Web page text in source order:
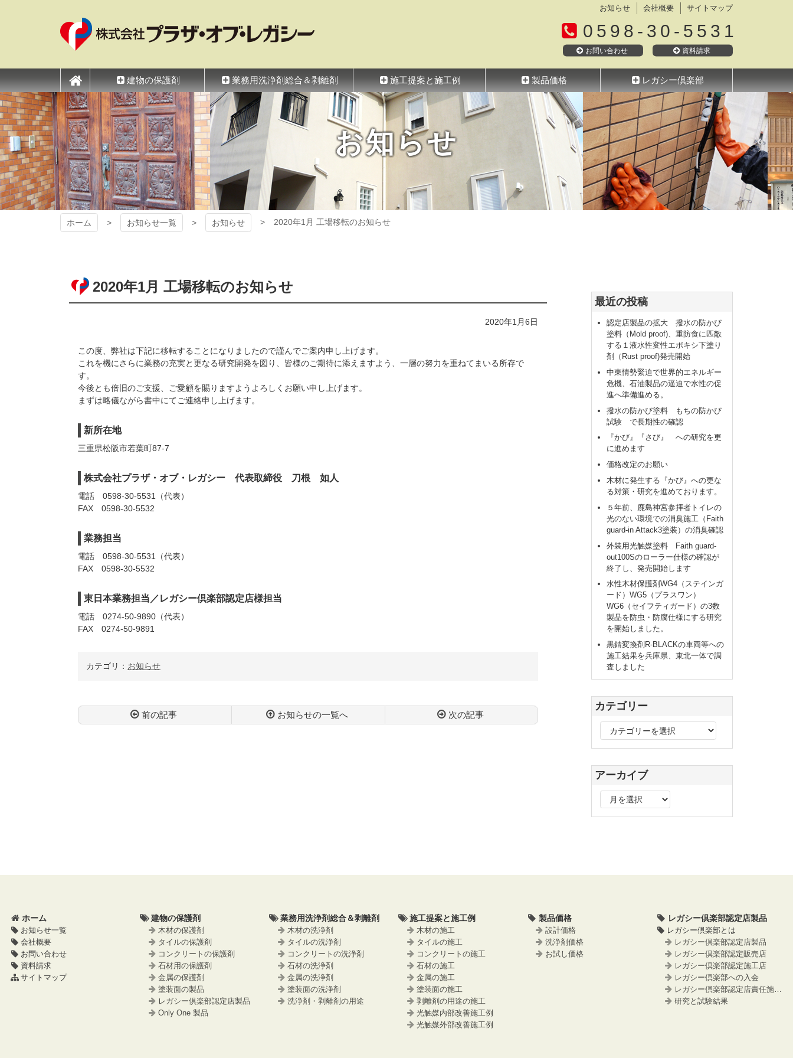
本
へ
ス
キ
ッ
プ
プラザ・オブ・レガシー
0598-30-5531
お問い合わせ 資料請求
お知らせ 会社概要 サイトマップ
建物の保護剤 業務用洗浄剤総合＆剥離剤 施工提案と施工例 製品価格 レガシー倶楽部
お知らせ
ホーム お知らせ一覧 お知らせ 2020年1月 工場移転のお知らせ
最近の投稿
認定店製品の拡大 撥水の防かび
塗料（Mold proof)、重防食に匹敵
する１液水性変性エポキシ下塗り
剤（Rust proof)発売開始
中東情勢緊迫で世界的エネルギー
危機、石油製品の逼迫で水性の促
進へ準備進める。
撥水の防かび塗料 もちの防かび
試験 で長期性の確認
『かび』『さび』 への研究を更
に進めます
価格改定のお願い
木材に発生する『かび』への更な
る対策・研究を進めております。
５年前、鹿島神宮参拝者トイレの
光のない環境での消臭施工（Faith
guard-in Attack3塗装）の消臭確認
外装用光触媒塗料 Faith guard-
out100Sのローラー仕様の確認が
終了し、発売開始します
水性木材保護剤WG4（ステインガ
ード）WG5（プラスワン）
WG6（セイフティガード）の3数
製品を防虫・防腐仕様にする研究
を開始しました。
黒錆変換剤R-BLACKの車両等への
施工結果を兵庫県、東北一体で調
査しました
カテゴリー
ゴ
リ
ー
アーカイブ
ー
2020年1月 工場移転のお知らせ
2020年1月6日
この度、弊社は下記に移転することになりましたので謹んでご案内申し上げます。
これを機にさらに業務の充実と更なる研究開発を図り、皆様のご期待に添えますよう、一層の努力を重ねてまいる所存で
す。
今後とも倍旧のご支援、ご愛顧を賜りますようよろしくお願い申し上げます。
まずは略儀ながら書中にてご連絡申し上げます。
新所在地
三重県松阪市若葉町87-7
株式会社プラザ・オブ・レガシー 代表取締役 刀根 如人
電話 0598-30-5531
（代表）
FAX 0598-30-5532
業務担当
電話 0598-30-5531
（代表）
FAX 0598-30-5532
東日本業務担当／ レガシー倶楽部認定店様担当
電話 0274-50-9890 （代表）
FAX 0274-50-9891
カテゴリ： お知らせ
前の記事 お知らせの一覧へ 次の記事
ホーム
お知らせ一覧
会社概要
お問い合わせ
資料請求
サイトマップ
建物の保護剤
木材の保護剤
タイルの保護剤
コンクリートの保護剤
石材用の保護剤
金属の保護剤
塗装面の製品
レガシー倶楽部認定店製品
Only One 製品
業務用洗浄剤総合＆剥離剤
木材の洗浄剤
タイルの洗浄剤
コンクリートの洗浄剤
石材の洗浄剤
金属の洗浄剤
塗装面の洗浄剤
洗浄剤・剥離剤の用途
施工提案と施工例
木材の施工
タイルの施工
コンクリートの施工
石材の施工
金属の施工
塗装面の施工
剥離剤の用途の施工
光触媒内部改善施工例
光触媒外部改善施工例
製品価格
設計価格
洗浄剤価格
お試し価格
レガシー倶楽部認定店製品
レガシー倶楽部とは
レガシー倶楽部認定店製品
レガシー倶楽部認定販売店
レガシー倶楽部認定施工店
レガシー倶楽部への入会
レガシー倶楽部認定店責任施工事例
研究と試験結果